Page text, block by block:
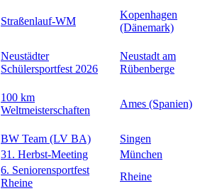
Straßenlauf-WM
Kopenhagen
(Dänemark)
Neustädter
Schülersportfest 2026
Neustadt am
Rübenberge
100 km
Weltmeisterschaften
Ames (Spanien)
BW Team (LV BA)
Singen
31. Herbst-Meeting
München
6. Seniorensportfest
Rheine
Rheine